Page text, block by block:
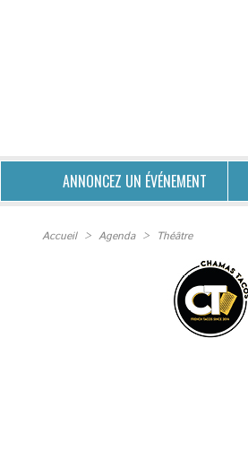
ANNONCEZ UN ÉVÉNEMENT
Accueil > Agenda > Théâtre